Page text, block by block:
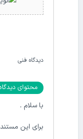
دیدگاه فنی
محتوای دیدگاه: 320
با سلام .
برای این